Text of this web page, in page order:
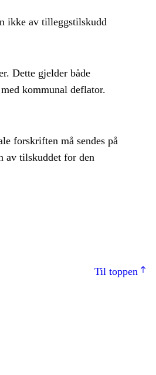
ikke av tilleggstilskudd
Dette gjelder både
kommunal deflator.
forskriften må sendes på
av tilskuddet for den
Til toppen